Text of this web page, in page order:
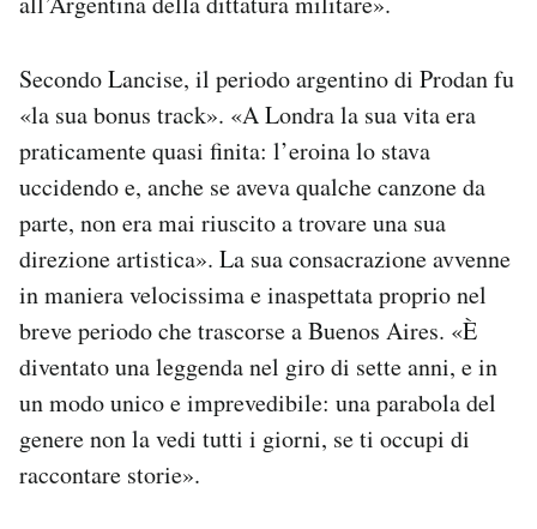
Secondo Lancise, il periodo argentino di Prodan fu
«la sua bonus track». «A Londra la sua vita era
praticamente quasi finita: l’eroina lo stava
uccidendo e, anche se aveva qualche canzone da
parte, non era mai riuscito a trovare una sua
direzione artistica». La sua consacrazione avvenne
in maniera velocissima e inaspettata proprio nel
breve periodo che trascorse a Buenos Aires. «È
diventato una leggenda nel giro di sette anni, e in
un modo unico e imprevedibile: una parabola del
genere non la vedi tutti i giorni, se ti occupi di
raccontare storie».